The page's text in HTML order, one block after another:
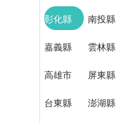
彰化縣 南投縣
嘉義縣 雲林縣
高雄市 屏東縣
台東縣 澎湖縣